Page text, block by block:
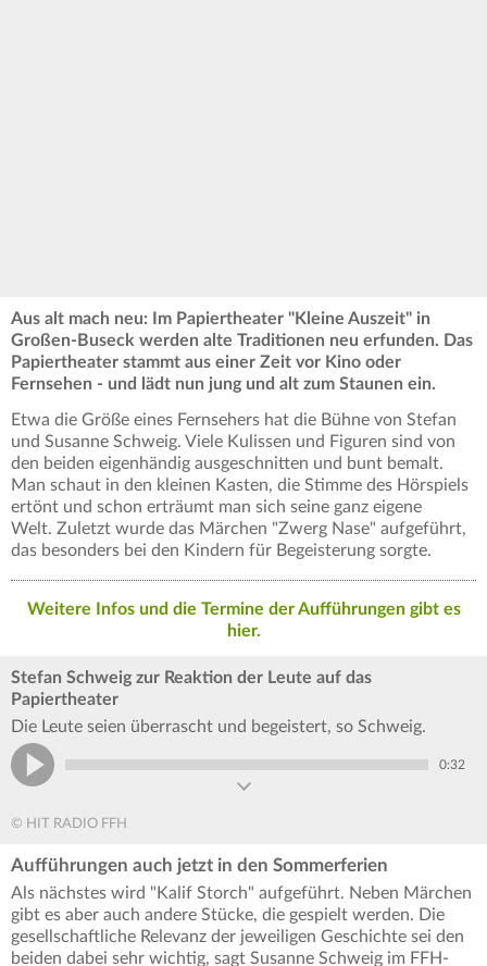
Aus alt mach neu: Im Papiertheater "Kleine Auszeit" in
Großen-Buseck werden alte Traditionen neu erfunden. Das
Papiertheater stammt aus einer Zeit vor Kino oder
Fernsehen - und lädt nun jung und alt zum Staunen ein.
Etwa die Größe eines Fernsehers hat die Bühne von Stefan
und Susanne Schweig. Viele Kulissen und Figuren sind von
den beiden eigenhändig ausgeschnitten und bunt bemalt.
Man schaut in den kleinen Kasten, die Stimme des Hörspiels
ertönt und schon erträumt man sich seine ganz eigene
Welt. Zuletzt wurde das Märchen "Zwerg Nase" aufgeführt,
das besonders bei den Kindern für Begeisterung sorgte.
Weitere Infos und die Termine der Aufführungen gibt es
hier.
Stefan Schweig zur Reaktion der Leute auf das
Papiertheater
Die Leute seien überrascht und begeistert, so Schweig.
0:32
© HIT RADIO FFH
Aufführungen auch jetzt in den Sommerferien
Als nächstes wird "Kalif Storch" aufgeführt. Neben Märchen
gibt es aber auch andere Stücke, die gespielt werden. Die
gesellschaftliche Relevanz der jeweiligen Geschichte sei den
beiden dabei sehr wichtig, sagt Susanne Schweig im FFH-